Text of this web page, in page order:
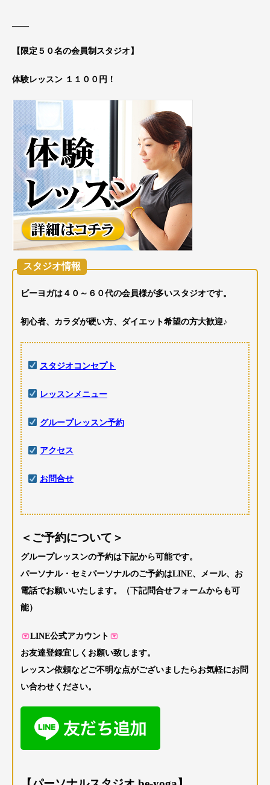
【限定５０名の会員制スタジオ】
体験レッスン １１００円！
スタジオ情報
ビーヨガは４０～６０代の会員様が多いスタジオです。
初心者、カラダが硬い方、ダイエット希望の方大歓迎♪
スタジオコンセプト
レッスンメニュー
グループレッスン予約
アクセス
お問合せ
＜ご予約について＞
グループレッスンの予約は下記から可能です。
パーソナル・セミパーソナルのご予約はLINE、メール、お
電話でお願いいたします。（下記問合せフォームからも可
能）
LINE公式アカウント
お友達登録宜しくお願い致します。
レッスン依頼などご不明な点がございましたらお気軽にお問
い合わせください。